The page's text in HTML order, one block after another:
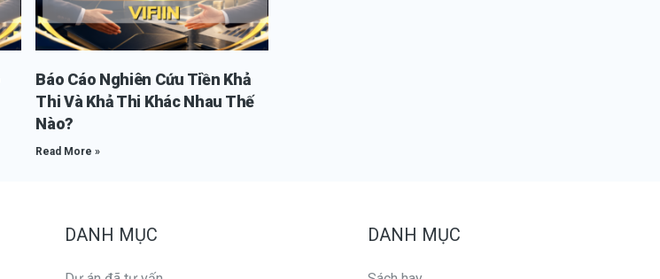
Báo Cáo Nghiên Cứu Tiền Khả
Thi Và Khả Thi Khác Nhau Thế
Nào?
Read More »
DANH MỤC DANH MỤC